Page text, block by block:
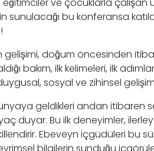
sunulacağı bu konferansa
gelişimi, doğum öncesinden
bakım, ilk kelimeleri, ilk
sosyal ve zihinsel
geldikleri andan itibaren
duyar. Bu ilk deneyimler,
Ebeveyn içgüdüleri bu